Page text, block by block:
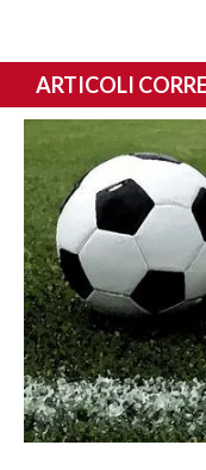
ARTICOLI